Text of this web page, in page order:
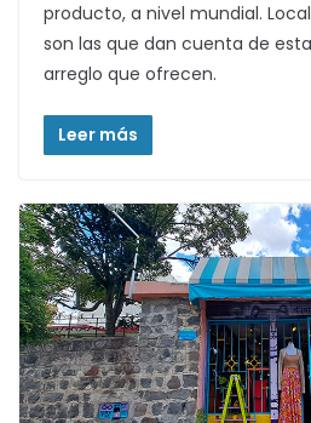
producto, a nivel mundial.
son las que dan cuenta de
arreglo que ofrecen.
Leer más